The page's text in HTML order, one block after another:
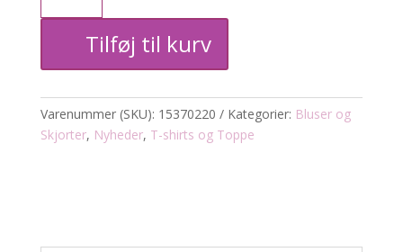
Plissé
antal
Tilføj til kurv
Varenummer (SKU): 15370220 Kategorier: Bluser og
Skjorter, Nyheder, T-shirts og Toppe